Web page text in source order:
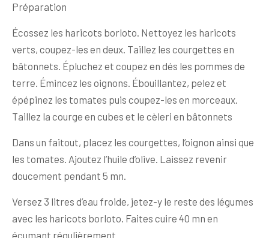
Préparation
Écossez les haricots borloto. Nettoyez les haricots
verts, coupez-les en deux. Taillez les courgettes en
bâtonnets. Épluchez et coupez en dés les pommes de
terre. Émincez les oignons. Ébouillantez, pelez et
épépinez les tomates puis coupez-les en morceaux.
Taillez la courge en cubes et le cèleri en bâtonnets
Dans un faitout, placez les courgettes, l’oignon ainsi que
les tomates. Ajoutez l’huile d’olive. Laissez revenir
doucement pendant 5 mn.
Versez 3 litres d’eau froide, jetez-y le reste des légumes
avec les haricots borloto. Faites cuire 40 mn en
écumant régulièrement.